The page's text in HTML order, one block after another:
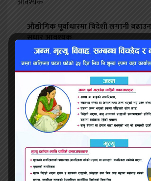
औद्योगिक पूर्वाधारमा विदेशी लगानी
सुधार आवश्यक
श्याम वस्त्रालय: राजश्व अनुसन्धान
बिगो कायम गरी कपडा व्यापारीविरुद्ध